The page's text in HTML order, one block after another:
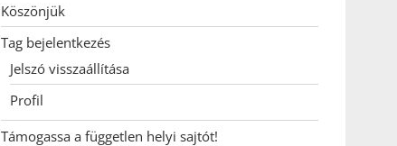
Köszönjük
Tag bejelentkezés
Jelszó visszaállítása
Profil
Támogassa a független helyi sajtót!